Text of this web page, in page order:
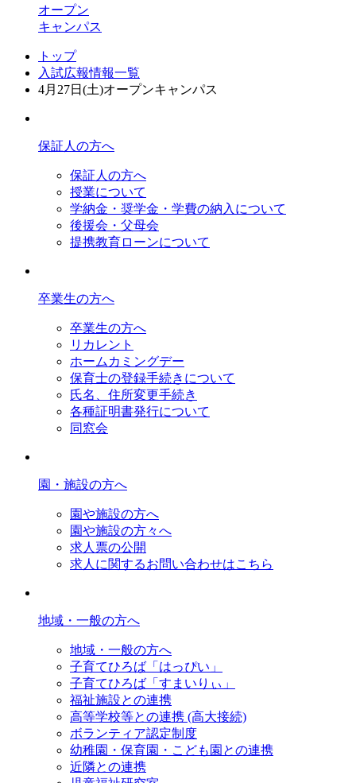
オープン
キャンパス
トップ
入試広報情報一覧
4月27日(土)オープンキャンパス
保証人の方へ
保証人の方へ
授業について
学納金・奨学金・学費の納入について
後援会・父母会
提携教育ローンについて
卒業生の方へ
卒業生の方へ
リカレント
ホームカミングデー
保育士の登録手続きについて
氏名、住所変更手続き
各種証明書発行について
同窓会
園・施設の方へ
園や施設の方へ
園や施設の方々へ
求人票の公開
求人に関するお問い合わせはこちら
地域・一般の方へ
地域・一般の方へ
子育てひろば「はっぴい」
子育てひろば「すまいりぃ」
福祉施設との連携
高等学校等との連携 (高大接続)
ボランティア認定制度
幼稚園・保育園・こども園との連携
近隣との連携